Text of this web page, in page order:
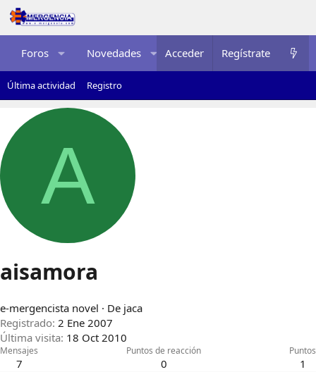
Foros Novedades Multimedia Recursos
Acceder Regístrate
Última actividad Registro
A
aisamora
e-mergencista novel · De jaca
Registrado 2 Ene 2007
Última visita 18 Oct 2010
Mensajes
7
Puntos de reacción
0
Puntos
1